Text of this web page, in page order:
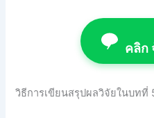
คลิก
วิธีการเขียนสรุปผลวิจัยในบทที่